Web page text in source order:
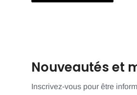
Nouveautés et
Inscrivez-vous pour être